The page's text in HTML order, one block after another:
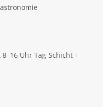
Uhr Tag-Schicht -